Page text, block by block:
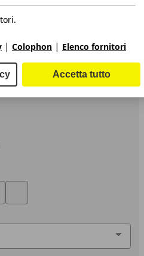
| Colophon | Elenco fornitori
Accetta tutto